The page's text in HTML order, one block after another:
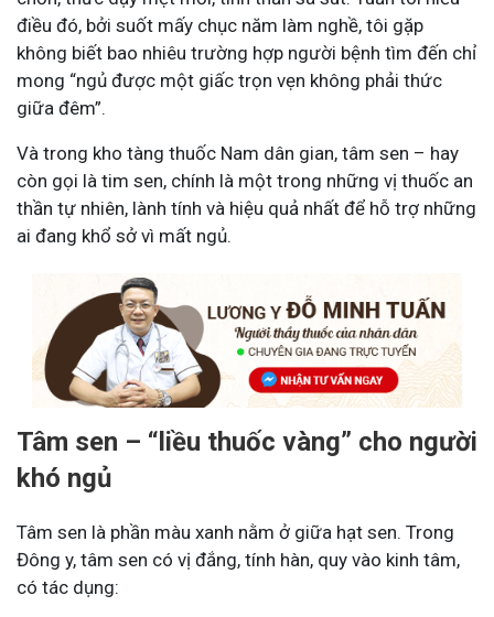
điều đó, bởi suốt mấy chục năm làm nghề, tôi gặp
không biết bao nhiêu trường hợp người bệnh tìm đến chỉ
mong “ngủ được một giấc trọn vẹn không phải thức
giữa đêm”.
Và trong kho tàng thuốc Nam dân gian, tâm sen – hay
còn gọi là tim sen, chính là một trong những vị thuốc an
thần tự nhiên, lành tính và hiệu quả nhất để hỗ trợ những
ai đang khổ sở vì mất ngủ.
Tâm sen – “liều thuốc vàng” cho người
khó ngủ
Tâm sen là phần màu xanh nằm ở giữa hạt sen. Trong
Đông y, tâm sen có vị đắng, tính hàn, quy vào kinh tâm,
có tác dụng: